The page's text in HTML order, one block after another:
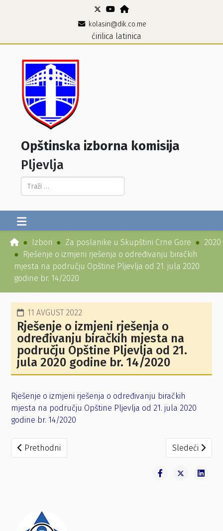
kolasin@dik.co.me
ćirilica latinica
Opštinska izborna komisija
Pljevlja
Pretraga...
Izbori Za poslanike u Skupštini Crne Gore
2020
Rješenje o izmjeni rješenja o određivanju biračkih
mjesta na području Opštine Pljevlja od 21. jula 2020
godine br. 14/2020
11 AVGUST 2022
Rješenje o izmjeni rješenja o
određivanju biračkih mjesta na
području Opštine Pljevlja od 21.
jula 2020 godine br. 14/2020
Rješenje o izmjeni rješenja o određivanju biračkih
mjesta na području Opštine Pljevlja od 21. jula 2020
godine br. 14/2020
Prethodni članak: Obavještenje podnosiocima
Prethodni Sledeći
Sledeći